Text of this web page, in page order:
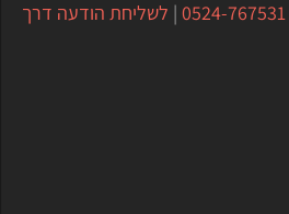
0524-767531
| לשליחת הודעה דרך